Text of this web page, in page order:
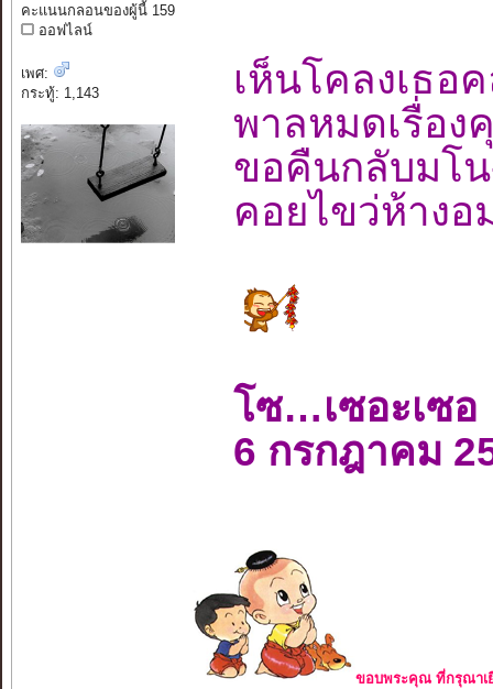
คะแนนกลอนของผู้นี้ 159
ออฟไลน์
เพศ:
กระทู้: 1,143
เห็นโคลงเธ
พาลหมดเรื่อ
ขอคืนกลับม
คอยไขว่ห้าง
โซ…เซอะเซอ
6 กรกฎาคม
ขอบพระคุณ ที่กรุณาเ